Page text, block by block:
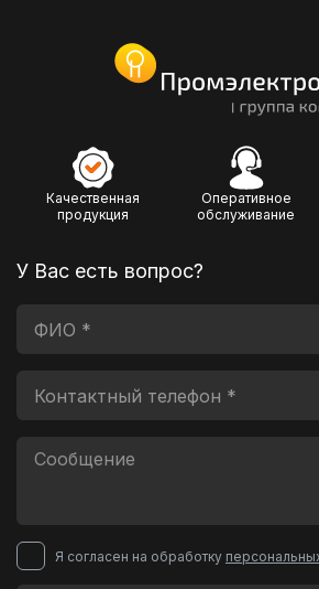
Качественная
продукция
Оперативное
обслуживание
У Вас есть вопрос?
Я согласен на обработку